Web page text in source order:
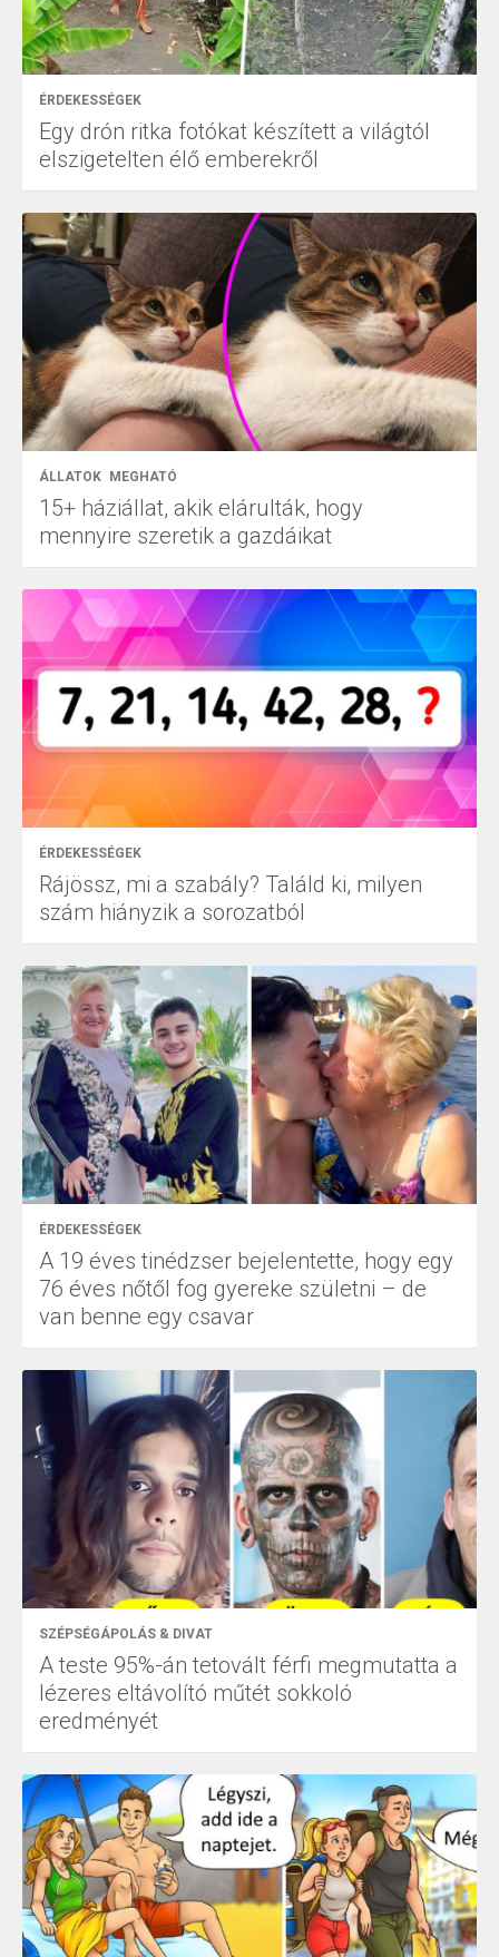
ÉRDEKESSÉGEK
Egy drón ritka fotókat készített a világtól
elszigetelten élő emberekről
ÁLLATOK MEGHATÓ
15+ háziállat, akik elárulták, hogy
mennyire szeretik a gazdáikat
ÉRDEKESSÉGEK
Rájössz, mi a szabály? Találd ki, milyen
szám hiányzik a sorozatból
ÉRDEKESSÉGEK
A 19 éves tinédzser bejelentette, hogy egy
76 éves nőtől fog gyereke születni – de
van benne egy csavar
SZÉPSÉGÁPOLÁS & DIVAT
A teste 95%-án tetovált férfi megmutatta a
lézeres eltávolító műtét sokkoló
eredményét